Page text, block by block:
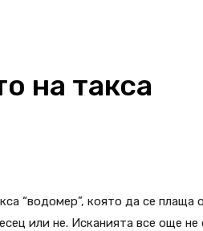
на такса
“водомер”, която да се плаща
или не. Исканията все още не